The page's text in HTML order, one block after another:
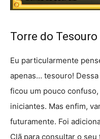
Torre do Tesouro
Eu particularmente
apenas… tesouro!
ficou um pouco
iniciantes. Mas enfim,
futuramente. Foi
Clã para consultar o seu